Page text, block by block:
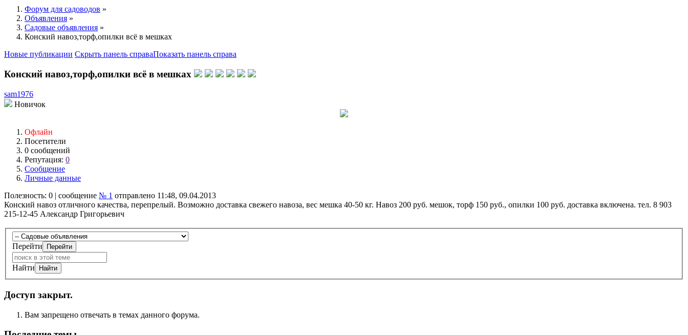
Форум для садоводов »
Объявления »
Садовые объявления »
Конский навоз,торф,опилки всё в мешках
Новые публикации Скрыть панель справаПоказать панель справа
Конский навоз,торф,опилки всё в мешках
sam1976
Новичок
Офлайн
Посетители
0 сообщений
Репутация: 0
Сообщение
Личные данные
Полезность: 0 | сообщение № 1 отправлено 11:48, 09.04.2013
Конский навоз отличного качества, перепрелый. Возможно доставка свежего навоза, вес мешка 40-50 кг. Навоз 200 руб. мешок, торф 150 руб., опилки 100 руб. доставка включена. тел. 8 903
215-12-45 Александр Григорьевич
Перейти
Найти
Доступ закрыт.
Вам запрещено отвечать в темах данного форума.